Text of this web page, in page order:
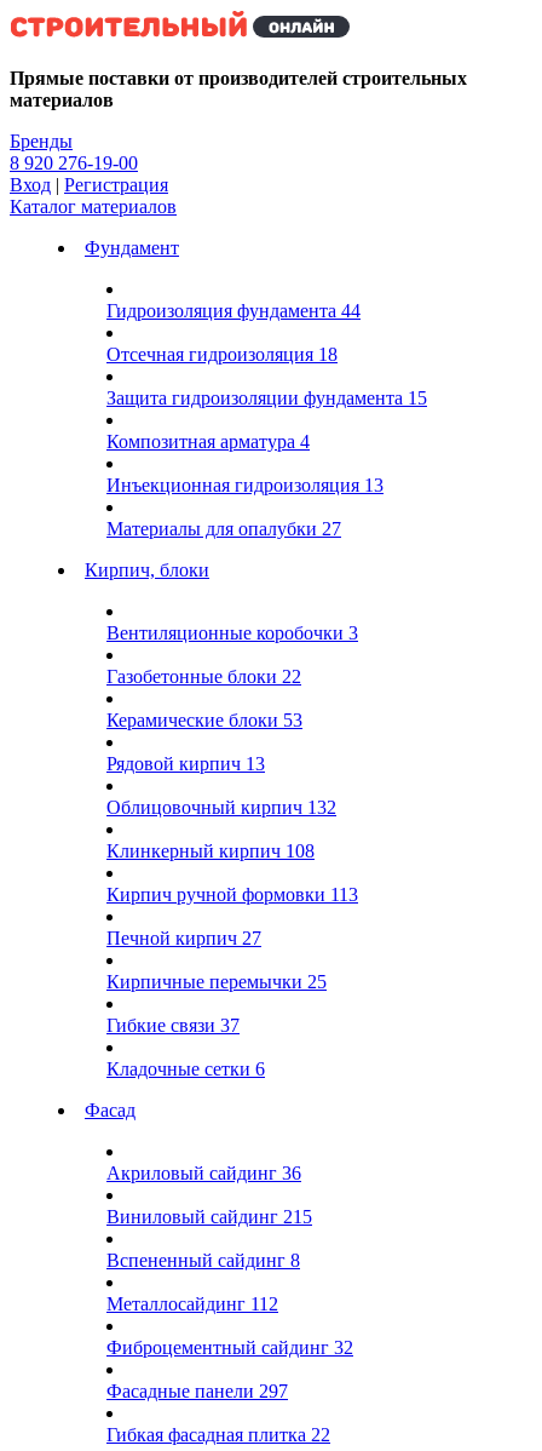
Kg
Прямые поставки от производителей строительных
материалов
Бренды
8 920 276-19-00
Вход | Регистрация
Каталог материалов
Фундамент
Гидроизоляция фундамента 44
Отсечная гидроизоляция 18
Защита гидроизоляции фундамента 15
Композитная арматура 4
Инъекционная гидроизоляция 13
Материалы для опалубки 27
Кирпич, блоки
Вентиляционные коробочки 3
Газобетонные блоки 22
Керамические блоки 53
Рядовой кирпич 13
Облицовочный кирпич 132
Клинкерный кирпич 108
Кирпич ручной формовки 113
Печной кирпич 27
Кирпичные перемычки 25
Гибкие связи 37
Кладочные сетки 6
Фасад
Акриловый сайдинг 36
Виниловый сайдинг 215
Вспененный сайдинг 8
Металлосайдинг 112
Фиброцементный сайдинг 32
Фасадные панели 297
Гибкая фасадная плитка 22